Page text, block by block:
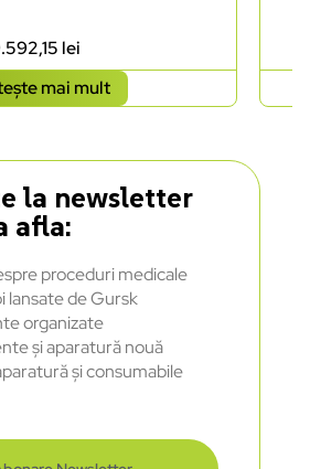
lei
mai mult
la newsletter
afla:
proceduri medicale
lansate de Gursk
organizate
și aparatură nouă
și consumabile